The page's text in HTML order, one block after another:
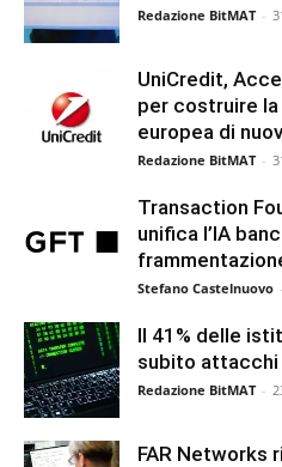
Redazione BitMAT -
UniCredit,
per costruire
europea di
Redazione BitMAT -
Transaction
unifica l’IA
Stefano Castelnuovo -
Il 41% delle
subito
Redazione BitMAT -
FAR Networks